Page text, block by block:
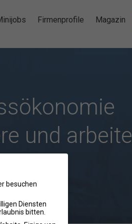
Firmenprofile Magazin
und arbeite
besuchen
Diensten
bitten.